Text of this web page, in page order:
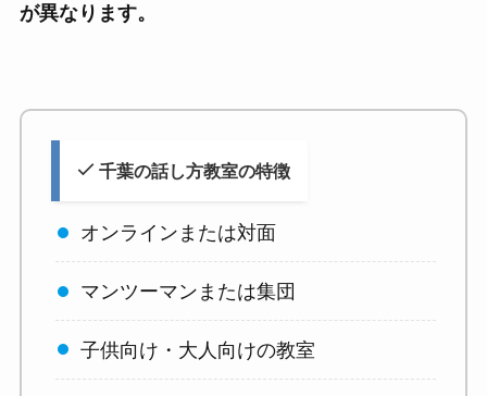
が異なります。
千葉の話し方教室の特徴
オンラインまたは対面
マンツーマンまたは集団
子供向け・大人向けの教室